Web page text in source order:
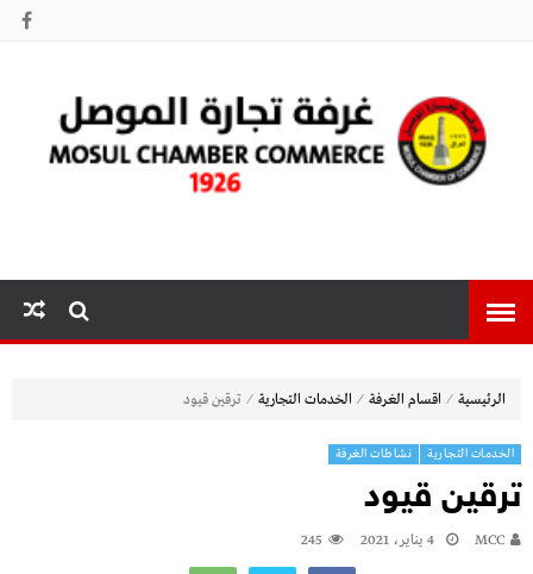
الموصل
الرئيسية ⁄ اقسام الغرفة ⁄ الخدمات التجارية ⁄ ترقين قيود
الخدمات التجارية نشاطات الغرفة
ترقين قيود
MCC 4 يناير، 2021 245